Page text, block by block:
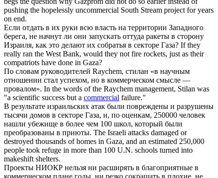
pushing the hopelessly uncommercial South Stream project for years
on end.
Если отдать в их руки всю власть на территории Западного
берега, не начнут ли они запускать оттуда ракеты в сторону
Израиля, как это делают их собратья в секторе Газа? If they
really ran the West Bank, would they not fire rockets, just as their
compatriots have done in Gaza?
По словам руководителей Raychem, стилан «в научным
отношении стал успехом, но в коммерческом смысле —
провалом». In the words of the Raychem management, Stilan was
"a scientific success but a commercial failure."
В результате израильских атак были повреждены и разрушены
тысячи домов в секторе Газа, и, по оценкам, 250000 человек
нашли убежище в более чем 100 школ, который были
преобразованы в приюты. The Israeli attacks damaged or
destroyed thousands of homes in Gaza, and an estimated 250,000
people took refuge in more than 100 U.N. schools turned into
makeshift shelters.
Проекты НИОКР нельзя ни расширять в благоприятные в